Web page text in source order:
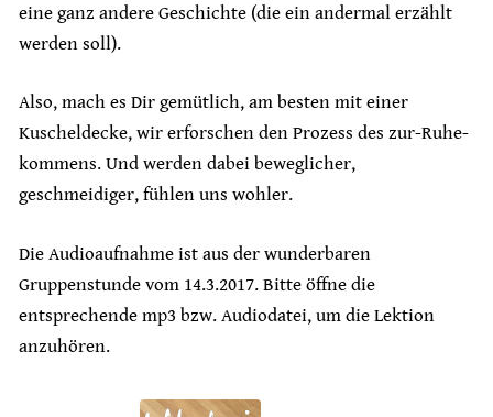
eine ganz andere Geschichte (die ein andermal erzählt
werden soll).
Also, mach es Dir gemütlich, am besten mit einer
Kuscheldecke, wir erforschen den Prozess des zur-Ruhe-
kommens. Und werden dabei beweglicher,
geschmeidiger, fühlen uns wohler.
Die Audioaufnahme ist aus der wunderbaren
Gruppenstunde vom 14.3.2017. Bitte öffne die
entsprechende mp3 bzw. Audiodatei, um die Lektion
anzuhören.